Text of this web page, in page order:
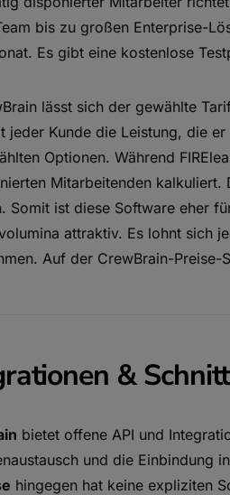
bis zu großen Enterprise-
Es gibt eine kostenlose
lässt sich der gewählte
jeder Kunde die Leistung, die
Optionen. Während
Mitarbeitenden kalkuliert.
Somit ist diese Software eher
attraktiv. Es lohnt sich
Auf der CrewBrain-Preise-
&
bietet offene API und
und die Einbindung
hingegen hat keine expliziten